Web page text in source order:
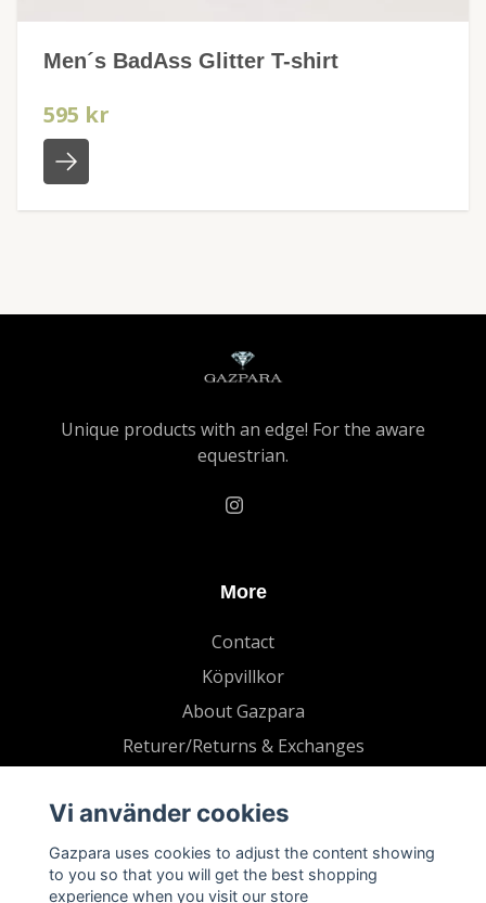
Men´s BadAss Glitter T-shirt
595 kr
Unique products with an edge! For the aware
equestrian.
More
Contact
Köpvillkor
About Gazpara
Returer/Returns & Exchanges
Vi använder cookies
Gazpara uses cookies to adjust the content showing
to you so that you will get the best shopping
experience when you visit our store